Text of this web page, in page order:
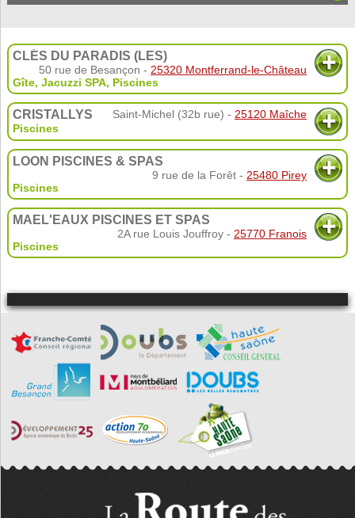
CLÉS DU PARADIS (LES)
50 rue de Besançon - 25320 Montferrand-le-Château
Gîte, Jacuzzi SPA, Piscines
CRISTALLYS Saint-Michel (32b rue) - 25120 Maîche
Piscines
LOON PISCINES & SPAS
9 rue de la Forêt - 25480 Pirey
Piscines
MAEL'EAUX PISCINES ET SPAS
2A rue Louis Jouffroy - 25770 Franois
Piscines